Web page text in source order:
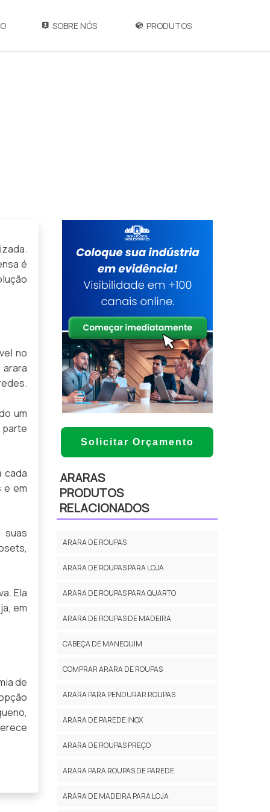
SOBRE NÓS PRODUTOS
é
no
um
cada
e em
suas
Ela
em
de
Solicitar Orçamento
ARARAS
PRODUTOS
RELACIONADOS
ARARA DE ROUPAS
ARARA DE ROUPAS PARA LOJA
ARARA DE ROUPAS PARA QUARTO
ARARA DE ROUPAS DE MADEIRA
CABEÇA DE MANEQUIM
COMPRAR ARARA DE ROUPAS
ARARA PARA PENDURAR ROUPAS
ARARA DE PAREDE INOX
ARARA DE ROUPAS PREÇO
ARARA PARA ROUPAS DE PAREDE
ARARA DE MADEIRA PARA LOJA